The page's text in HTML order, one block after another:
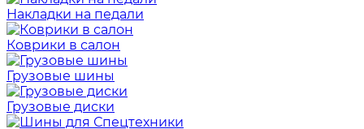
Накладки на педали
Коврики в салон
Грузовые шины
Грузовые диски